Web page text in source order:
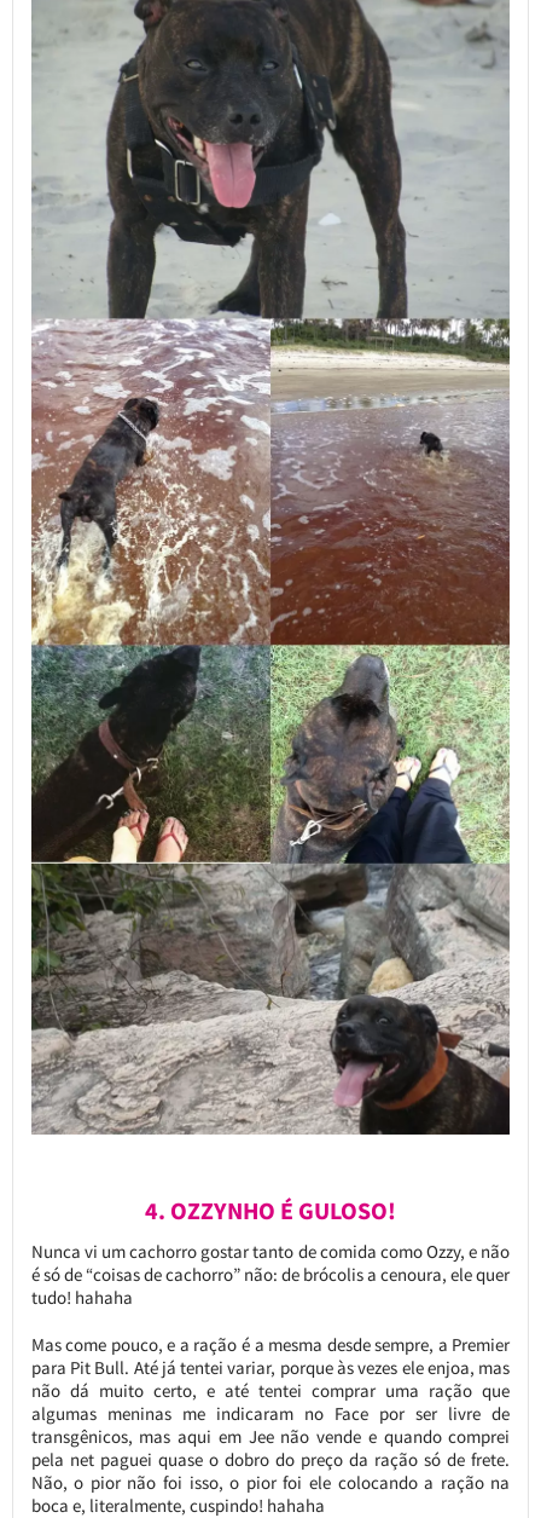
4. OZZYNHO É GULOSO!
Nunca vi um cachorro gostar tanto de comida como Ozzy, e não
é só de “coisas de cachorro” não: de brócolis a cenoura, ele quer
tudo! hahaha
Mas come pouco, e a ração é a mesma desde sempre, a Premier
para Pit Bull. Até já tentei variar, porque às vezes ele enjoa, mas
não dá muito certo, e até tentei comprar uma ração que
algumas meninas me indicaram no Face por ser livre de
transgênicos, mas aqui em Jee não vende e quando comprei
pela net paguei quase o dobro do preço da ração só de frete.
Não, o pior não foi isso, o pior foi ele colocando a ração na
boca e, literalmente, cuspindo! hahaha